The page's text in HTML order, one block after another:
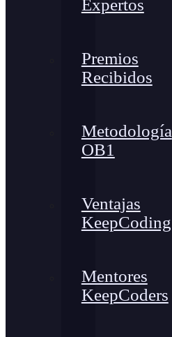
Expertos
Premios
Recibidos
Metodología
OB1
Ventajas
KeepCoding
Mentores
KeepCoders